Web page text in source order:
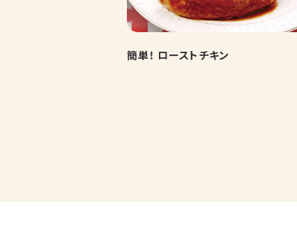
簡単！ ローストチキン